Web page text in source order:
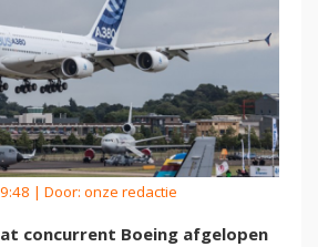
| Door: onze redactie
concurrent Boeing afgelopen